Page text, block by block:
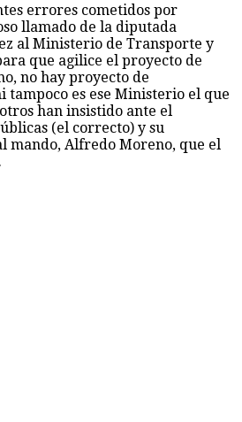
errores cometidos por
llamado de la diputada
al Ministerio de Transporte y
que agilice el proyecto de
no hay proyecto de
tampoco es ese Ministerio el que
han insistido ante el
(el correcto) y su
mando, Alfredo Moreno, que el